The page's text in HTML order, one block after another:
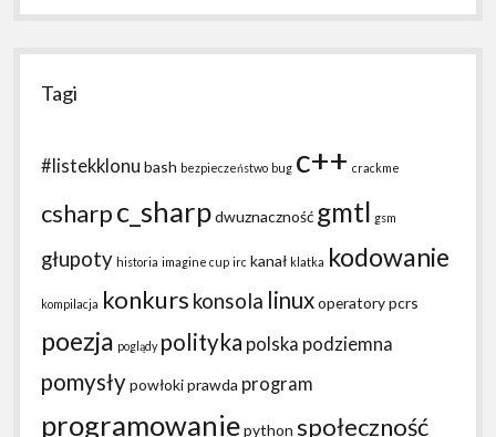
Tagi
#listekklonu bash bezpieczeństwo bug c++ crackme
csharpc_sharpdwuznaczność gmtl gsm
głupoty historia imagine cup irc kanał klatka kodowanie
kompilacja konkurs konsola linuxoperatorypcrs
poezja poglądy polityka polska podziemna
pomysłypowłokiprawda program
programowaniepython społeczność